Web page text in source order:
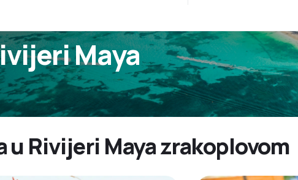
Maya
u Rivijeri Maya zrakoplovom